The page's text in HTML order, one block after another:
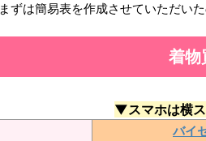
まずは簡易表を作成させていただい
着物
▼スマホは横
バイ